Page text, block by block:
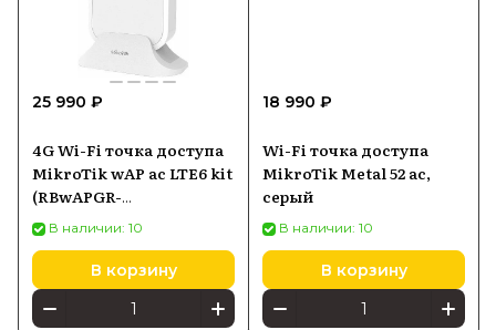
25 990 ₽
4G Wi-Fi точка доступа
MikroTik wAP ac LTE6 kit
(RBwAPGR-
5HacD2HnD&R11e-LTE6)
В наличии: 10
В корзину
18 990 ₽
Wi-Fi точка доступа
MikroTik Metal 52 ac,
серый
В наличии: 10
В корзину